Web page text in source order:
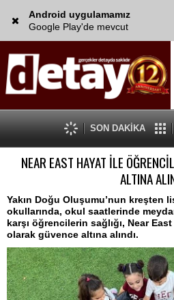
Android uygulamamız
Google Play'de mevcut
SON DAKİKA
NEAR EAST HAYAT İLE
ALTINA
Yakın Doğu Oluşumu’nun kreşten
okullarında, okul saatlerinde
karşı öğrencilerin sağlığı, Near
olarak güvence altına alındı.